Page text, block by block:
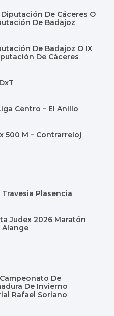
De Cáceres O
De Badajoz
De Badajoz O IX
De Cáceres
Centro – El Anillo
500 M – Contrarreloj
Travesia Plasencia
Judex 2026 Maratón
Alange
Campeonato De
De Invierno
Rafael Soriano